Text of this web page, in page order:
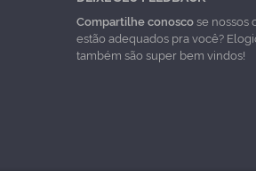
Compartilhe conoscose nossos
estão adequados pra você?
também são super bem vindos!